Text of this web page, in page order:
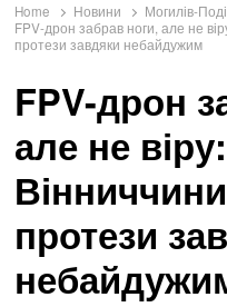
Home Новини
Могилів-
FPV-дрон забрав ноги, але не
протези завдяки небайдужим
FPV-дрон
але не
протези